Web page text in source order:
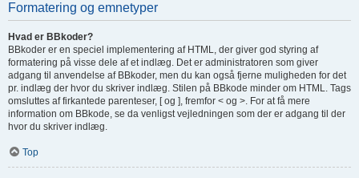
Formatering og emnetyper
Hvad er BBkoder?
BBkoder er en speciel implementering af HTML, der giver god styring af
formatering på visse dele af et indlæg. Det er administratoren som giver
adgang til anvendelse af BBkoder, men du kan også fjerne muligheden for det
pr. indlæg der hvor du skriver indlæg. Stilen på BBkode minder om HTML. Tags
omsluttes af firkantede parenteser, [ og ], fremfor < og >. For at få mere
information om BBkode, se da venligst vejledningen som der er adgang til der
hvor du skriver indlæg.
Top